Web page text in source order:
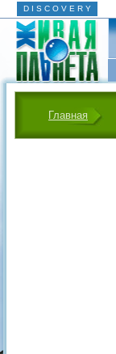
D I S C O V E R Y
Главная